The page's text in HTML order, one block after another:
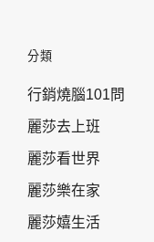
分類
行銷燒腦101問
麗莎去上班
麗莎看世界
麗莎樂在家
麗莎嬉生活